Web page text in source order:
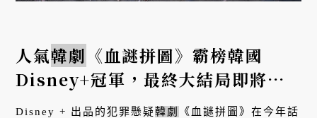
人氣韓劇 《血謎拼圖》霸榜韓國
Disney+冠軍，最終大結局即將揭
曉
Disney + 出品的犯罪懸疑韓劇
《血謎拼圖》在今年話